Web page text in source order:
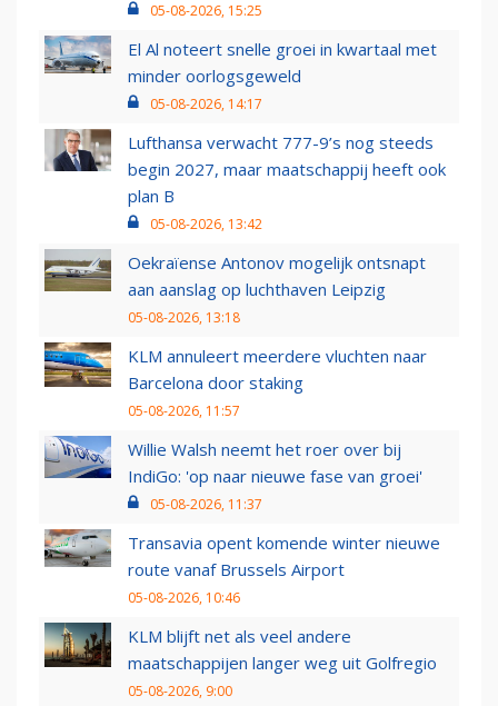
05-08-2026, 15:25
El Al noteert snelle groei in kwartaal met
minder oorlogsgeweld
05-08-2026, 14:17
Lufthansa verwacht 777-9’s nog steeds
begin 2027, maar maatschappij heeft ook
plan B
05-08-2026, 13:42
Oekraïense Antonov mogelijk ontsnapt
aan aanslag op luchthaven Leipzig
05-08-2026, 13:18
KLM annuleert meerdere vluchten naar
Barcelona door staking
05-08-2026, 11:57
Willie Walsh neemt het roer over bij
IndiGo: 'op naar nieuwe fase van groei'
05-08-2026, 11:37
Transavia opent komende winter nieuwe
route vanaf Brussels Airport
05-08-2026, 10:46
KLM blijft net als veel andere
maatschappijen langer weg uit Golfregio
05-08-2026, 9:00